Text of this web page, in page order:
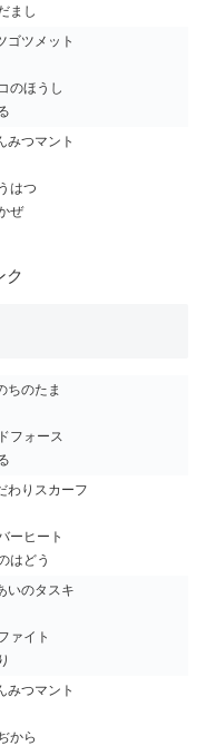
し
ゴツメット
ほうし
みつマント
はつ
ぜ
ク
ちのたま
フォース
わりスカーフ
ヒート
どう
いのタスキ
ァイト
みつマント
から